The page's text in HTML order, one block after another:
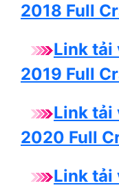
2018 Full
Link tải
2019 Full
Link tải
2020 Full
Link tải